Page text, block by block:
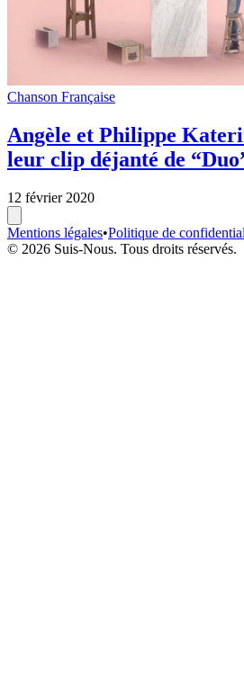
Chanson Française
Angèle et Philippe
leur clip déjanté de
12 février 2020
Mentions légales•Politique de
© 2026 Suis-Nous. Tous droits réservés.